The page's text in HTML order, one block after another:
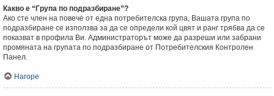
Какво е “Група по подразбиране”?
Ако сте член на повече от една потребителска група, Вашата група по
подразбиране се използва за да се определи кой цвят и ранг трябва да се
показват в профила Ви. Администраторът може да разреши или забрани
промяната на групата по подразбиране от Потребителския Контролен
Панел.
Нагоре